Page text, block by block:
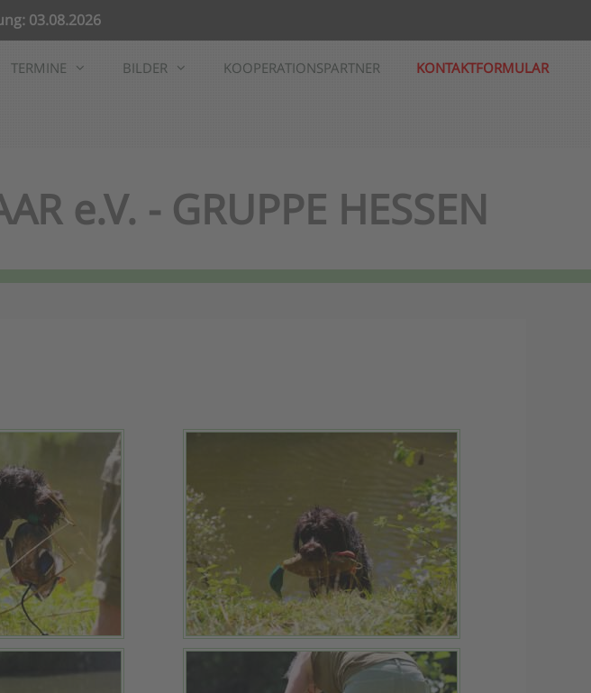
03.08.2026
TERMINE BILDER KOOPERATIONSPARTNER KONTAKTFORMULAR
e.V. - GRUPPE HESSEN